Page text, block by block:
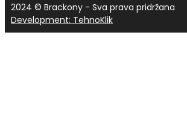
2024 © Brackony - Sva prava pridržana
Development: TehnoKlik